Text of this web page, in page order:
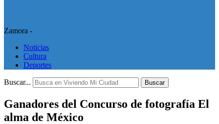
Zamora -
Noticias
Cultura
Deportes
Buscar... Buscar
Ganadores del Concurso de fotografía El
alma de México